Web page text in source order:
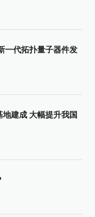
一代拓扑量子器件发
建成 大幅提升我国